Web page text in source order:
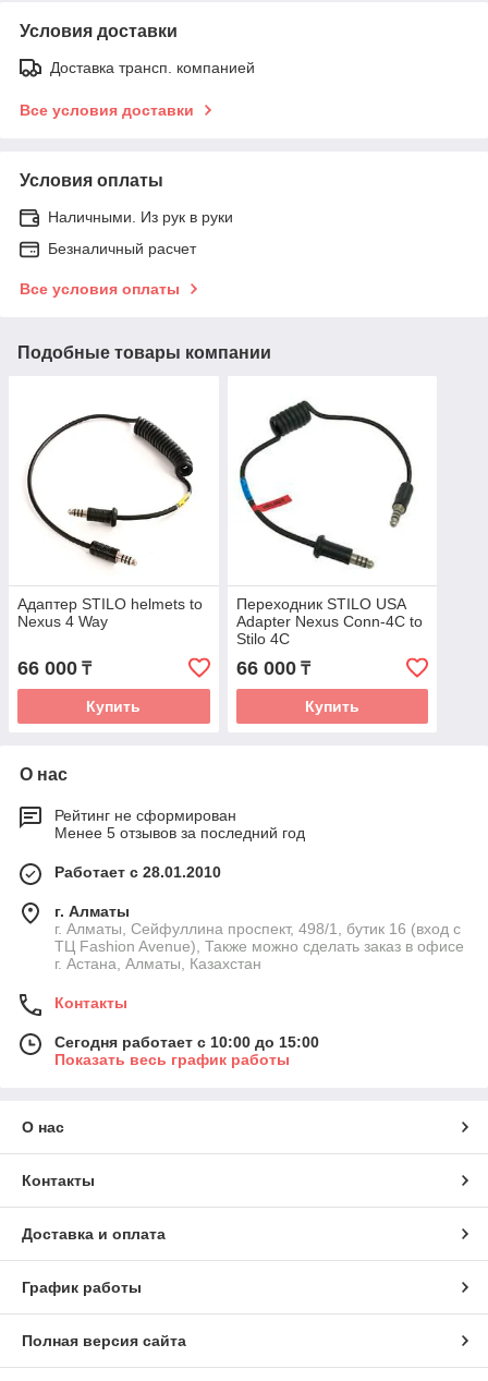
Условия доставки
Доставка трансп. компанией
Все условия доставки
Условия оплаты
Наличными. Из рук в руки
Безналичный расчет
Все условия оплаты
Подобные товары компании
Адаптер STILO helmets to
Nexus 4 Way
66 000 ₸
Купить
Переходник STILO USA
Adapter Nexus Conn-4C to
Stilo 4C
66 000₸
Купить
О нас
Рейтинг не сформирован
Менее 5 отзывов за последний год
Работает с 28.01.2010
г. Алматы
г. Алматы, Сейфуллина проспект, 498/1, бутик 16 (вход с
ТЦ Fashion Avenue), Также можно сделать заказ в офисе
г. Астана, Алматы, Казахстан
Контакты
Сегодня работает с 10:00 до 15:00
Показать весь график работы
О нас
Контакты
Доставка и оплата
График работы
Полная версия сайта